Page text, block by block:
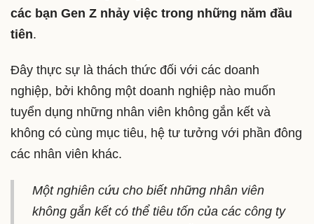
các bạn Gen Z nhảy việc trong những năm đầu
tiên.
Đây thực sự là thách thức đối với các doanh
nghiệp, bởi không một doanh nghiệp nào muốn
tuyển dụng những nhân viên không gắn kết và
không có cùng mục tiêu, hệ tư tưởng với phần đông
các nhân viên khác.
Một nghiên cứu cho biết những nhân viên
không gắn kết có thể tiêu tốn của các công ty